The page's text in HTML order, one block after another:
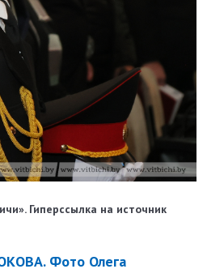
Гиперссылка на источник
Фото Олега